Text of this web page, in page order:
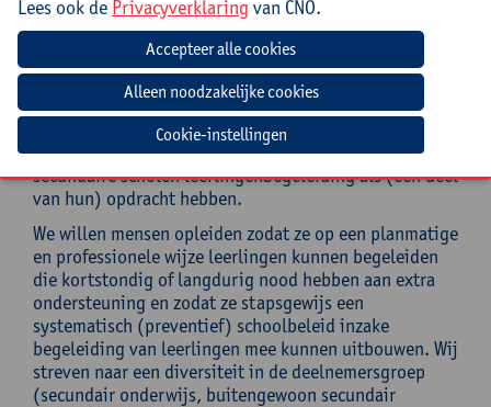
als leerlingenbegeleider en realiseer je vanuit
deze reflectie de nodige persoonlijke leerpunten
om als leerlingenbegeleider te functioneren.
Doelgroep
Deze opleiding is bedoeld voor personen die in
secundaire scholen leerlingenbegeleiding als (een deel
van hun) opdracht hebben.
We willen mensen opleiden zodat ze op een planmatige
en professionele wijze leerlingen kunnen begeleiden
die kortstondig of langdurig nood hebben aan extra
ondersteuning en zodat ze stapsgewijs een
systematisch (preventief) schoolbeleid inzake
begeleiding van leerlingen mee kunnen uitbouwen. Wij
streven naar een diversiteit in de deelnemersgroep
(secundair onderwijs, buitengewoon secundair
Lees ook de Privacyverklaring van CNO.
Cookie-instellingen